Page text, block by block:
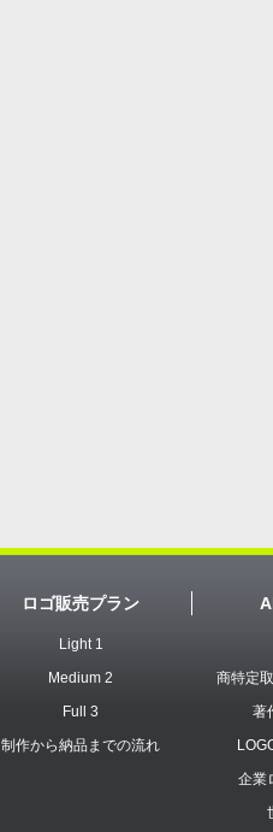
ロゴ販売プラン
Light 1
Medium 2
Full 3
制作から納品までの流れ
商特定
著
企業